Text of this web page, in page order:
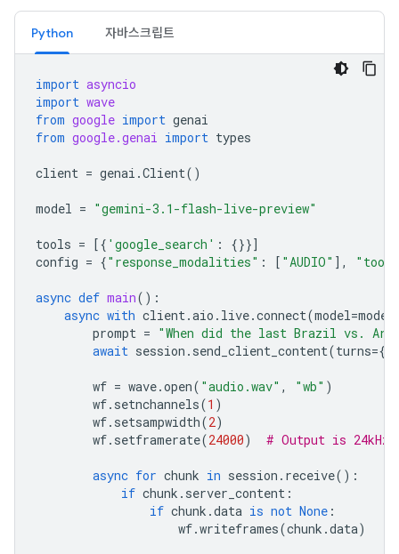
Python 자바스크립트
import asyncio
import wave
from google import genai
from google.genai import types
client = genai .Client()
model = "gemini-3.1-flash-live-preview"
tools = [{ 'google_search' :
{}}]
config = {"response_modalities" : [ "AUDIO" ],
async def main():
async with client.aio . live.connect(model=model
prompt = "When did the last Brazil vs.
await session . send_client_content(turns={
wf = wave.open( "audio.wav" , "wb" )
wf. setnchannels(1 )
wf. setsampwidth(2)
wf. setframerate(24000) # Output is 24kHz
async for chunk in session . receive():
if chunk . server_content :
if chunk .data is not None :
wf.writeframes(chunk .data)